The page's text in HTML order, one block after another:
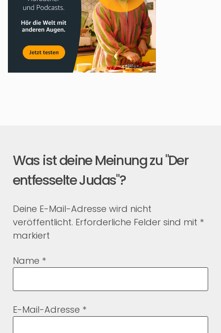
Was ist deine Meinung zu "Der
entfesselte Judas"?
Deine E-Mail-Adresse wird nicht
veröffentlicht. Erforderliche Felder sind mit *
markiert
Name *
E-Mail-Adresse *